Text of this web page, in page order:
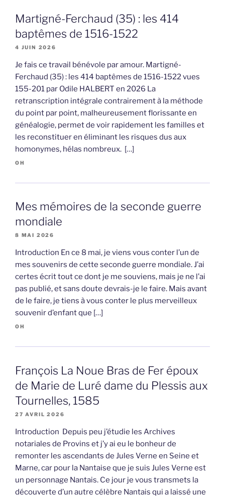
Martigné-Ferchaud (35) : les 414
baptêmes de 1516-1522
4 JUIN 2026
Je fais ce travail bénévole par amour. Martigné-
Ferchaud (35) : les 414 baptêmes de 1516-1522 vues
155-201 par Odile HALBERT en 2026 La
retranscription intégrale contrairement à la méthode
du point par point, malheureusement florissante en
généalogie, permet de voir rapidement les familles et
les reconstituer en éliminant les risques dus aux
homonymes, hélas nombreux. […]
OH
Mes mémoires de la seconde guerre
mondiale
8 MAI 2026
Introduction En ce 8 mai, je viens vous conter l’un de
mes souvenirs de cette seconde guerre mondiale. J’ai
certes écrit tout ce dont je me souviens, mais je ne l’ai
pas publié, et sans doute devrais-je le faire. Mais avant
de le faire, je tiens à vous conter le plus merveilleux
souvenir d’enfant que […]
OH
François La Noue Bras de Fer époux
de Marie de Luré dame du Plessis aux
Tournelles, 1585
27 AVRIL 2026
Introduction Depuis peu j’étudie les Archives
notariales de Provins et j’y ai eu le bonheur de
remonter les ascendants de Jules Verne en Seine et
Marne, car pour la Nantaise que je suis Jules Verne est
un personnage Nantais. Ce jour je vous transmets la
découverte d’un autre célèbre Nantais qui a laissé une